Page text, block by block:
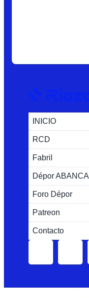
INICIO
RCD
Fabril
Dépor ABANCA
Foro Dépor
Patreon
Contacto